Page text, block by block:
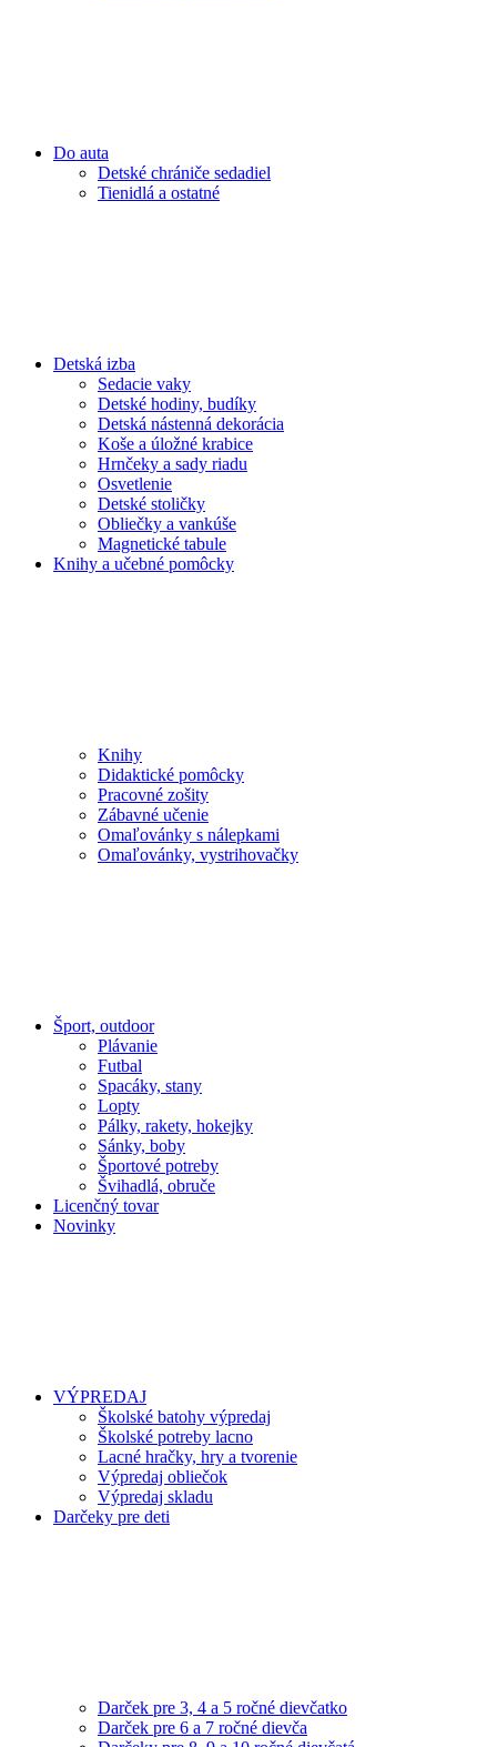
Do auta
Detské chrániče sedadiel
Tienidlá a ostatné
Detská izba
Sedacie vaky
Detské hodiny, budíky
Detská nástenná dekorácia
Koše a úložné krabice
Hrnčeky a sady riadu
Osvetlenie
Detské stoličky
Obliečky a vankúše
Magnetické tabule
Knihy a učebné pomôcky
Knihy
Didaktické pomôcky
Pracovné zošity
Zábavné učenie
Omaľovánky s nálepkami
Omaľovánky, vystrihovačky
Šport, outdoor
Plávanie
Futbal
Spacáky, stany
Lopty
Pálky, rakety, hokejky
Sánky, boby
Športové potreby
Švihadlá, obruče
Licenčný tovar
Novinky
VÝPREDAJ
Školské batohy výpredaj
Školské potreby lacno
Lacné hračky, hry a tvorenie
Výpredaj obliečok
Výpredaj skladu
Darčeky pre deti
Darček pre 3, 4 a 5 ročné dievčatko
Darček pre 6 a 7 ročné dievča